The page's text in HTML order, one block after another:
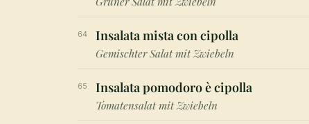
64 Insalata mista con cipolla
Gemischter Salat mit Zwiebeln
65 Insalata pomodoro è cipolla
Tomatensalat mit Zwiebeln